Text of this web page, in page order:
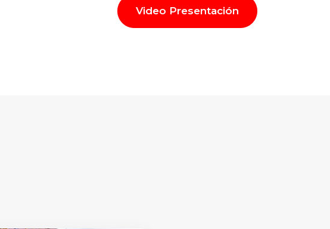
Video Presentación